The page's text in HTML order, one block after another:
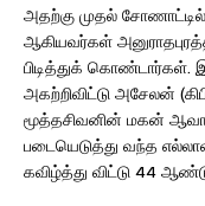
அதற்கு முதல் சோணாட்டில்
ஆகியவர்கள்
பிடித்துக் கொண்டார்கள்.
அகற்றிவிட்டு அசேலன்
மூத்தசிவனின் மகன்
படையெடுத்து வந்த
கவிழ்த்து விட்டு 44